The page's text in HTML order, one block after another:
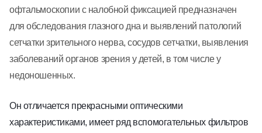
офтальмоскопии с налобной фиксацией предназначен
для обследования глазного дна и выявлений патологий
сетчатки зрительного нерва, сосудов сетчатки, выявления
заболеваний органов зрения у детей, в том числе у
недоношенных.
Он отличается прекрасными оптическими
характеристиками, имеет ряд вспомогательных фильтров